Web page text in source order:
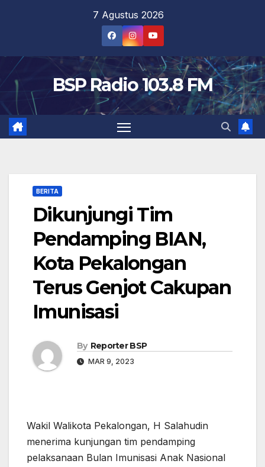
7 Agustus 2026
BSP Radio 103.8 FM
BERITA
Dikunjungi Tim
Pendamping BIAN,
Kota Pekalongan
Terus Genjot Cakupan
Imunisasi
By Reporter BSP
MAR 9, 2023
Wakil Walikota Pekalongan, H Salahudin
menerima kunjungan tim pendamping
pelaksanaan Bulan Imunisasi Anak Nasional